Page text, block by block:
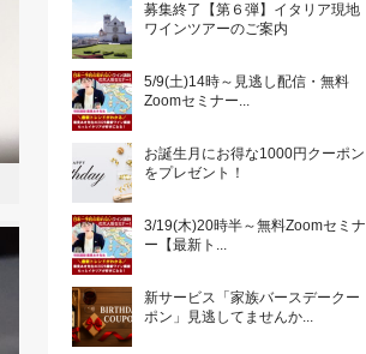
募集終了【第６弾】イタリア現地
ワインツアーのご案内
5/9(土)14時～見逃し配信・無料
Zoomセミナー...
お誕生月にお得な1000円クーポン
をプレゼント！
3/19(木)20時半～無料Zoomセミナ
ー【最新ト...
新サービス「家族バースデークー
ポン」見逃してませんか...